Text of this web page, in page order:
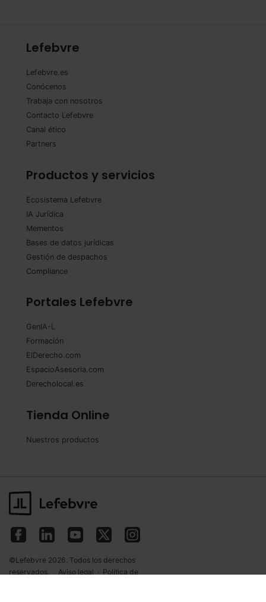
Lefebvre
Lefebvre.es
Conócenos
Trabaja con nosotros
Contacto Lefebvre
Canal ético
Partners
Productos y servicios
Ecosistema Lefebvre
IA Jurídica
Mementos
Bases de datos jurídicas
Gestión de despachos
Compliance
Portales Lefebvre
GenIA-L
Formación
ElDerecho.com
EspacioAsesoria.com
Derecholocal.es
Tienda Online
Nuestros productos
©Lefebvre 2026. Todos los derechos
reservados.
Aviso legal · Política de